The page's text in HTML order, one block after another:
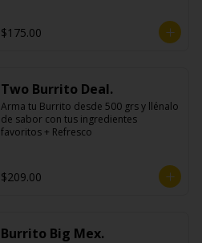
$175.00
Two Burrito Deal.
Arma tu Burrito desde 500 grs y llénalo
de sabor con tus ingredientes
favoritos + Refresco
$209.00
Burrito Big Mex.